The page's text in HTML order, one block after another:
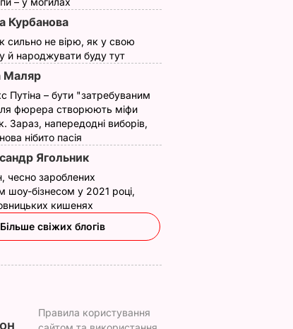
Курбанова
сильно не вірю, як у свою
й народжувати буду тут
Маляр
Путіна – бути "затребуваним
фюрера створюють міфи
Зараз, напередодні виборів,
нібито пасія
Ягольник
чесно зароблених
шоу-бізнесом у 2021 році,
кишенях
Більше свіжих блогів
Правила користування